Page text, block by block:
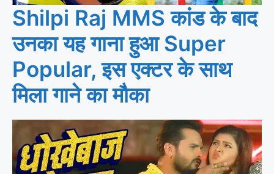
Shilpi Raj MMS कांड के बाद
उनका यह गाना हुआ Super
Popular, इस एक्टर के साथ
मिला गाने का मौका